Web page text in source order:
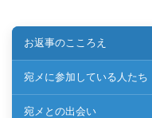
お返事のこころえ
宛メに参加している人たち
宛メとの出会い